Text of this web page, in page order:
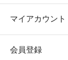
マイアカウント
会員登録